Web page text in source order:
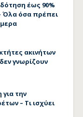
έως 90%
Όλα όσα πρέπει
ακινήτων
γνωρίζουν
την
– Τι ισχύει